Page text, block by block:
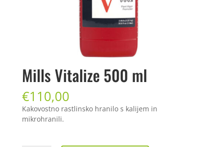
Mills Vitalize 500 ml
€110,00
Kakovostno rastlinsko hranilo s kalijem in
mikrohranili.